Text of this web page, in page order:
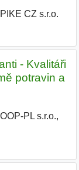
PIKE CZ s.r.o.
- Kvalitáři
potravin a
OOP-PL s.r.o.,